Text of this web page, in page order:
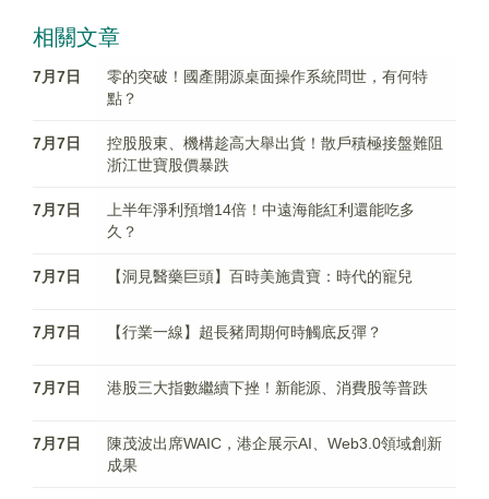
相關文章
7月7日
零的突破！國產開源桌面操作系統問世，有何特
點？
7月7日
控股股東、機構趁高大舉出貨！散戶積極接盤難阻
浙江世寶股價暴跌
7月7日
上半年淨利預增14倍！中遠海能紅利還能吃多
久？
7月7日 【洞見醫藥巨頭】百時美施貴寶：時代的寵兒
7月7日 【行業一線】超長豬周期何時觸底反彈？
7月7日 港股三大指數繼續下挫！新能源、消費股等普跌
7月7日
陳茂波出席WAIC，港企展示AI、Web3.0領域創新
成果